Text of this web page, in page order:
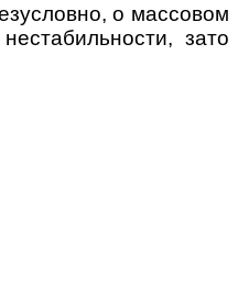
о массовом
зато